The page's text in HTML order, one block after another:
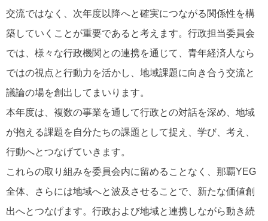
交流ではなく、次年度以降へと確実につながる関係性を構
築していくことが重要であると考えます。行政担当委員会
では、様々な行政機関との連携を通じて、青年経済人なら
ではの視点と行動力を活かし、地域課題に向き合う交流と
議論の場を創出してまいります。
本年度は、複数の事業を通して行政との対話を深め、地域
が抱える課題を自分たちの課題として捉え、学び、考え、
行動へとつなげていきます。
これらの取り組みを委員会内に留めることなく、那覇YEG
全体、さらには地域へと波及させることで、新たな価値創
出へとつなげます。行政および地域と連携しながら動き続